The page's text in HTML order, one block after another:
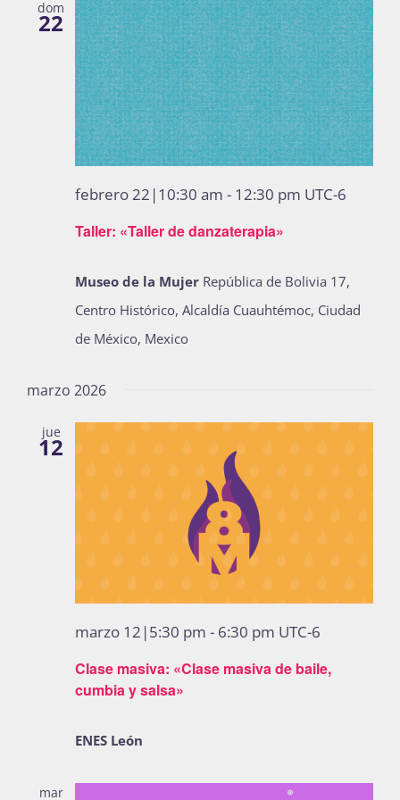
dom
22
Taller: «Taller de danzaterapia»
febrero 22|10:30 am - 12:30 pm UTC-6
Museo de la Mujer República de Bolivia 17,
Centro Histórico, Alcaldía Cuauhtémoc, Ciudad
de México, Mexico
marzo 2026
jue
12
Clase masiva: «Clase masiva de baile,
cumbia y salsa»
marzo 12|5:30 pm - 6:30 pm UTC-6
ENES León
mar